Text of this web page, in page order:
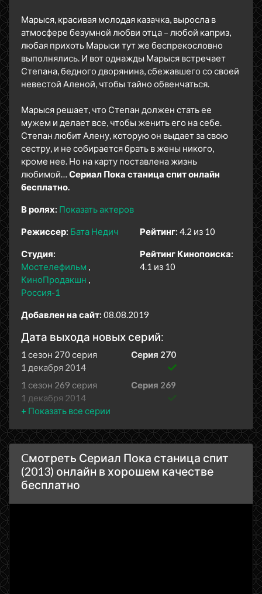
Марыся, красивая молодая казачка, выросла в
атмосфере безумной любви отца – любой каприз,
любая прихоть Марыси тут же беспрекословно
выполнялись. И вот однажды Марыся встречает
Степана, бедного дворянина, сбежавшего со своей
невестой Аленой, чтобы тайно обвенчаться.
Марыся решает, что Степан должен стать ее
мужем и делает все, чтобы женить его на себе.
Степан любит Алену, которую он выдает за свою
сестру, и не собирается брать в жены никого,
кроме нее. Но на карту поставлена жизнь
любимой… Сериал Пока станица спит онлайн
бесплатно.
В ролях: Показать актеров
Режиссер: Бата Недич
Студия:
Мостелефильм
КиноПродакшн
Россия-1
Рейтинг: 4.2 из 10
Рейтинг Кинопоиска:
4.1 из 10
Добавлен на сайт: 08.08.2019
Дата выхода новых серий:
1 сезон 270 серия
Серия 270
1 декабря 2014
1 сезон 269 серия
Серия 269
1 декабря 2014
1 сезон 268 серия
1 декабря 2014
1 сезон 267 серия
Серия 267
1 декабря 2014
1 сезон 266 серия
Серия 266
1 декабря 2014
1 сезон 265 серия
Серия 265
Cмотреть Сериал Пока станица спит
(2013) онлайн в хорошем качестве
бесплатно